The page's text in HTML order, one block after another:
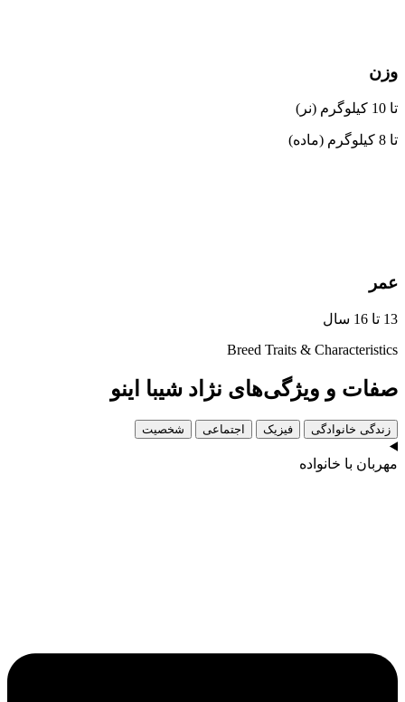
وزن
تا 10 کیلوگرم (نر)
تا 8 کیلوگرم (ماده)
عمر
13 تا 16 سال
Breed Traits & Characteristics
صفات و ویژگی‌های نژاد شیبا اینو
زندگی خانوادگی فیزیک اجتماعی شخصیت
مهربان با خانواده